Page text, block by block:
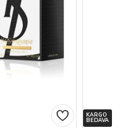
KARGO
BEDAVA